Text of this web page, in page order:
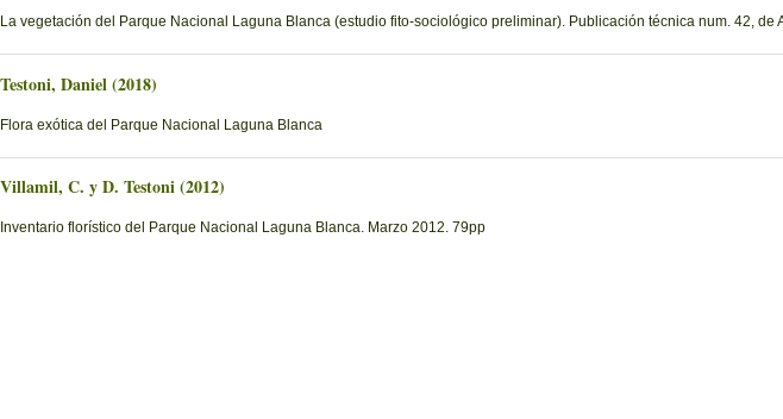
La vegetación del Parque Nacional Laguna Blanca (estudio fito-sociológico preliminar). Publicación técnica num. 42,
Testoni, Daniel (2018)
Flora exótica del Parque Nacional Laguna Blanca
Villamil, C. y D. Testoni (2012)
Inventario florístico del Parque Nacional Laguna Blanca. Marzo 2012. 79pp